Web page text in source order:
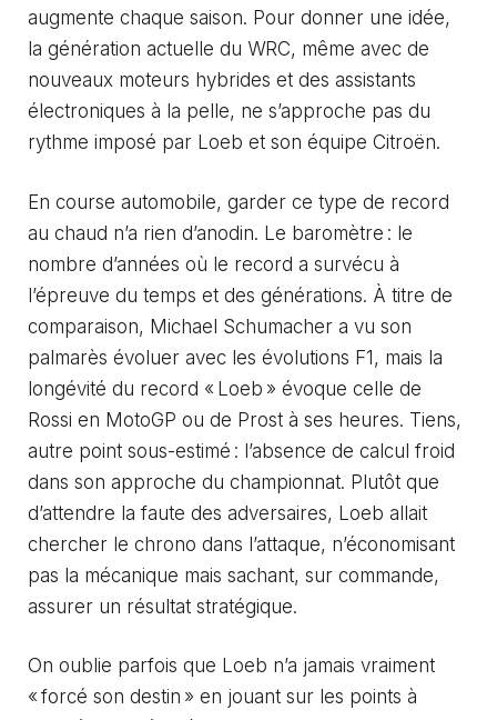
augmente chaque saison. Pour donner une idée,
la génération actuelle du WRC, même avec de
nouveaux moteurs hybrides et des assistants
électroniques à la pelle, ne s’approche pas du
rythme imposé par Loeb et son équipe Citroën.
En course automobile, garder ce type de record
au chaud n’a rien d’anodin. Le baromètre : le
nombre d’années où le record a survécu à
l’épreuve du temps et des générations. À titre de
comparaison, Michael Schumacher a vu son
palmarès évoluer avec les évolutions F1, mais la
longévité du record « Loeb » évoque celle de
Rossi en MotoGP ou de Prost à ses heures. Tiens,
autre point sous-estimé : l’absence de calcul froid
dans son approche du championnat. Plutôt que
d’attendre la faute des adversaires, Loeb allait
chercher le chrono dans l’attaque, n’économisant
pas la mécanique mais sachant, sur commande,
assurer un résultat stratégique.
On oublie parfois que Loeb n’a jamais vraiment
« forcé son destin » en jouant sur les points à